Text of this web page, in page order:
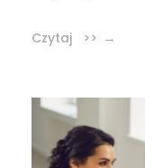
Czytaj >>